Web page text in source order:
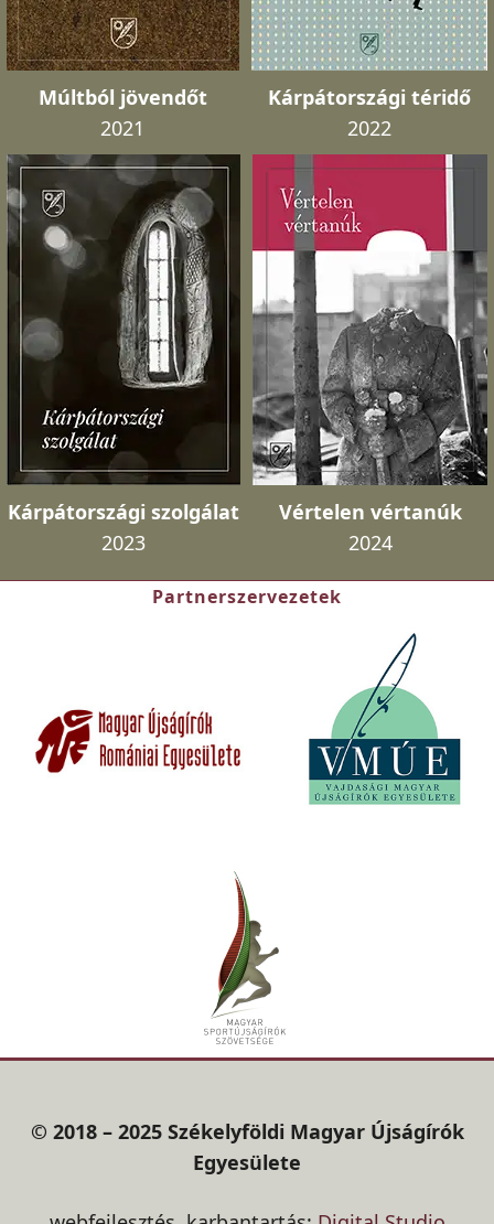
Múltból jövendőt
2021
Kárpátországi téridő
2022
Kárpátországi szolgálat
2023
Vértelen vértanúk
2024
Partnerszervezetek
© 2018 – 2025 Székelyföldi Magyar Újságírók
Egyesülete